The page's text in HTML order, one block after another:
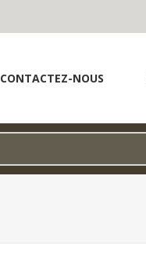
CONTACTEZ-NOUS